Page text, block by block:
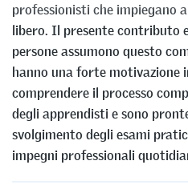
professionisti che impiegano
libero. Il presente contributo
persone assumono questo
hanno una forte motivazione
comprendere il processo
degli apprendisti e sono
svolgimento degli esami
impegni professionali